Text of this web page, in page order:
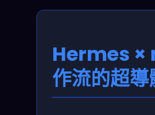
Hermes ×
作流的超